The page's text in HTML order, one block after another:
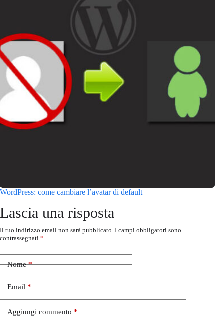
WordPress: come cambiare l’avatar di default
Lascia una risposta
Il tuo indirizzo email non sarà pubblicato. I campi obbligatori sono
contrassegnati *
Nome*
Email*
Aggiungi commento *